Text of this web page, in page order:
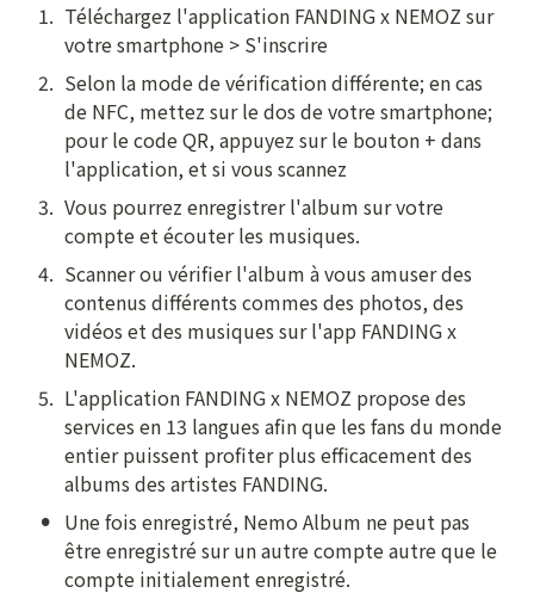
1. Téléchargez l'application FANDING x NEMOZ sur
votre smartphone > S'inscrire
2. Selon la mode de vérification différente; en cas
de NFC, mettez sur le dos de votre smartphone;
pour le code QR, appuyez sur le bouton + dans
l'application, et si vous scannez
3. Vous pourrez enregistrer l'album sur votre
compte et écouter les musiques.
4. Scanner ou vérifier l'album à vous amuser des
contenus différents commes des photos, des
vidéos et des musiques sur l'app FANDING x
NEMOZ.
5. L'application FANDING x NEMOZ propose des
services en 13 langues afin que les fans du monde
entier puissent profiter plus efficacement des
albums des artistes FANDING.
• Une fois enregistré, Nemo Album ne peut pas
être enregistré sur un autre compte autre que le
compte initialement enregistré.